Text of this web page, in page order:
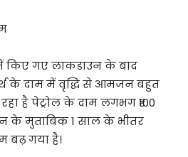
किए गए लाकडाउन के बाद
के दाम में वृद्धि से आमजन बहुत
है पेट्रोल के दाम लगभग ₹100
के मुताबिक 1 साल के भीतर
बढ़ गया है।